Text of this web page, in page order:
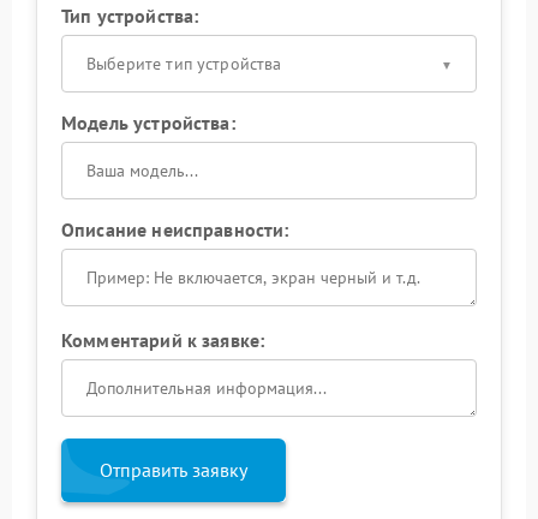
Тип устройства:
Выберите тип устройства
Модель устройства:
Описание неисправности:
Комментарий к заявке:
Отправить заявку